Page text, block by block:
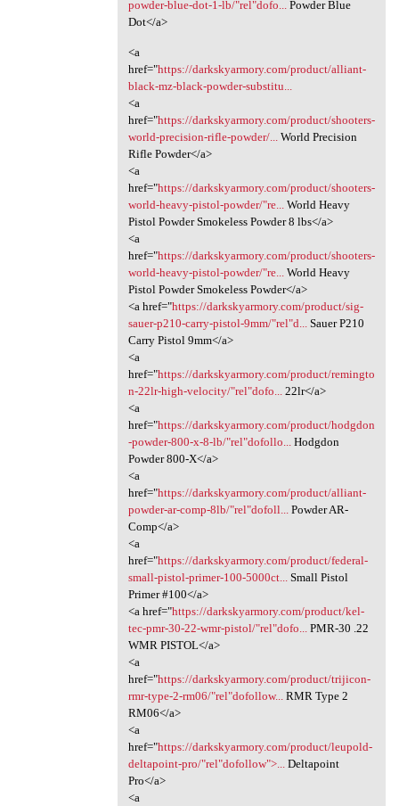
powder-blue-dot-1-lb/"rel"dofo...
Powder Blue
Dot</a>
<a
href="https://darkskyarmory.com/product/alliant-
black-mz-black-powder-substitu...
<a
href="https://darkskyarmory.com/product/shooters-
world-precision-rifle-powder/...World Precision
Rifle Powder</a>
<a
href="https://darkskyarmory.com/product/shooters-
world-heavy-pistol-powder/"re...World Heavy
Pistol Powder Smokeless Powder 8 lbs</a>
<a
href="https://darkskyarmory.com/product/shooters-
world-heavy-pistol-powder/"re...World Heavy
Pistol Powder Smokeless Powder</a>
<a href="https://darkskyarmory.com/product/sig-
sauer-p210-carry-pistol-9mm/"rel"d...Sauer P210
Carry Pistol 9mm</a>
<a
href="https://darkskyarmory.com/product/remingto
n-22lr-high-velocity/"rel"dofo...22lr</a>
<a
href="https://darkskyarmory.com/product/hodgdon
-powder-800-x-8-lb/"rel"dofollo...Hodgdon
Powder 800-X</a>
<a
href="https://darkskyarmory.com/product/alliant-
powder-ar-comp-8lb/"rel"dofoll...Powder AR-
Comp</a>
<a
href="https://darkskyarmory.com/product/federal-
small-pistol-primer-100-5000ct...Small Pistol
Primer #100</a>
<a href="https://darkskyarmory.com/product/kel-
tec-pmr-30-22-wmr-pistol/"rel"dofo...PMR-30 .22
WMR PISTOL</a>
<a
href="https://darkskyarmory.com/product/trijicon-
rmr-type-2-rm06/"rel"dofollow...RMR Type 2
RM06</a>
<a
href="https://darkskyarmory.com/product/leupold-
deltapoint-pro/"rel"dofollow">...Deltapoint
Pro</a>
<a